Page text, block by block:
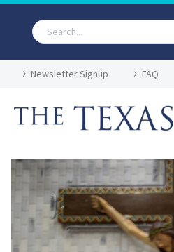
Newsletter Signup FAQ